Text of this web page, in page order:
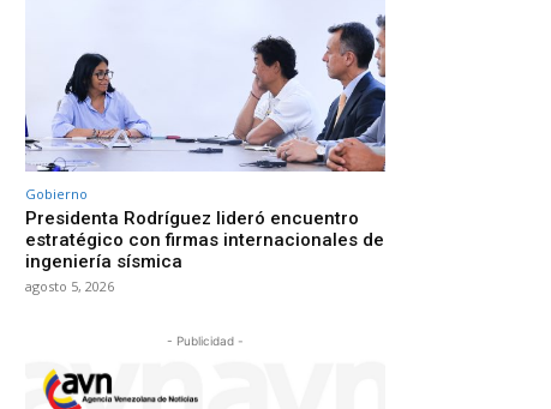
Gobierno
Presidenta Rodríguez lideró encuentro
estratégico con firmas internacionales de
ingeniería sísmica
agosto 5, 2026
- Publicidad -